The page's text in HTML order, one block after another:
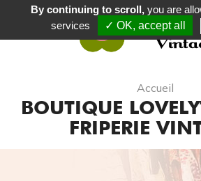
Accueil
BOUTIQUE
FRIPERIE
By continuing to scroll,you are
services
✓ OK, accept all